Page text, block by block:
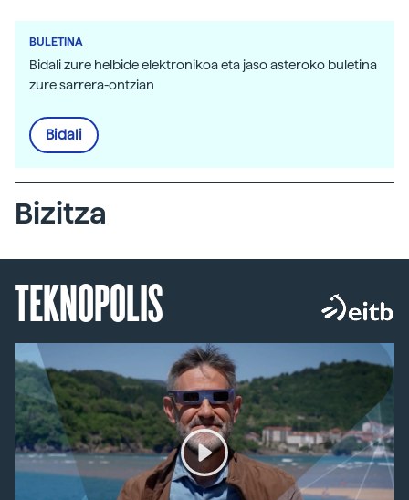
BULETINA
Bidali zure helbide elektronikoa eta jaso asteroko buletina
zure sarrera-ontzian
Bidali
Bizitza
TEKNOPOLIS